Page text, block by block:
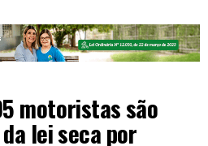
motoristas são
lei seca por